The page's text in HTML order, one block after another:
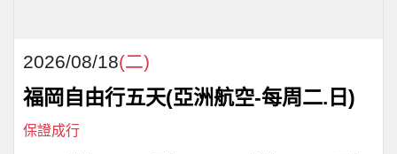
2026/08/18(二)
福岡自由行五天(亞洲航空-每周二.日)
保證成行